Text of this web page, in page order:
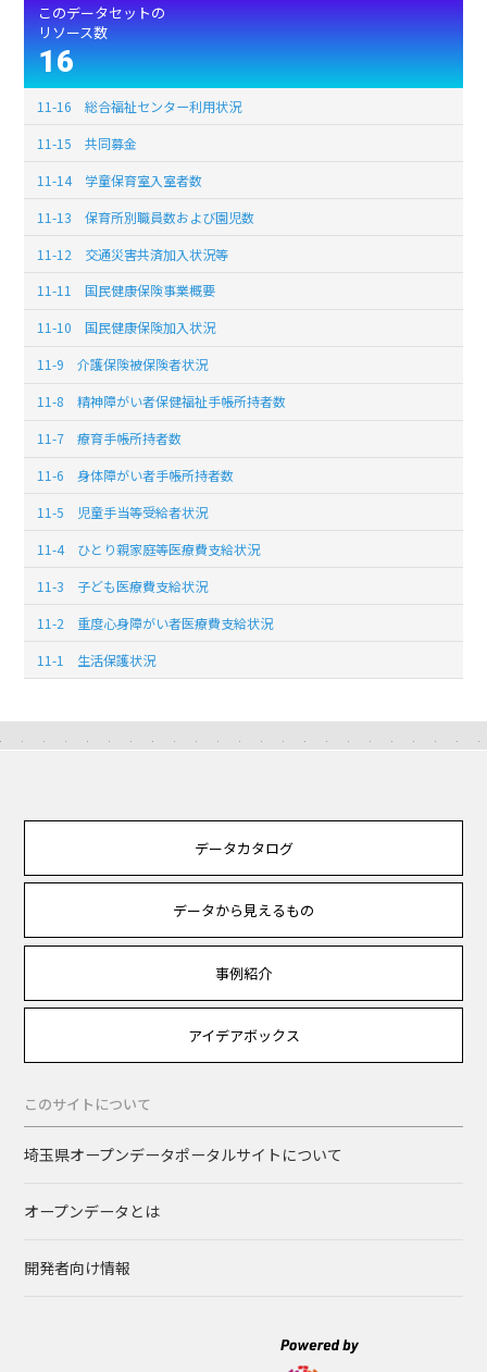
このデータセットの
リソース数
16
11-16 総合福祉センター利用状況
11-15 共同募金
11-14 学童保育室入室者数
11-13 保育所別職員数および園児数
11-12 交通災害共済加入状況等
11-11 国民健康保険事業概要
11-10 国民健康保険加入状況
11-9 介護保険被保険者状況
11-8 精神障がい者保健福祉手帳所持者数
11-7 療育手帳所持者数
11-6 身体障がい者手帳所持者数
11-5 児童手当等受給者状況
11-4 ひとり親家庭等医療費支給状況
11-3 子ども医療費支給状況
11-2 重度心身障がい者医療費支給状況
11-1 生活保護状況
データカタログ
データから見えるもの
事例紹介
アイデアボックス
このサイトについて
埼玉県オープンデータポータルサイトについて
オープンデータとは
開発者向け情報